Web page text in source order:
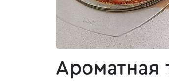
Ароматная